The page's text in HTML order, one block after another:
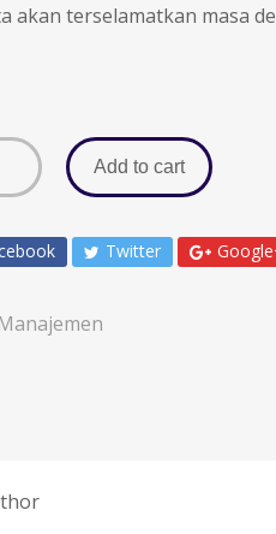
akan terselamatkan masa
Add to cart
Twitter